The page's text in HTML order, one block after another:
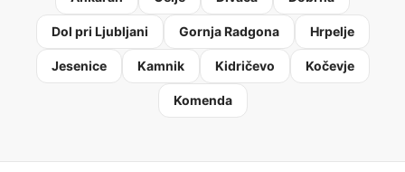
Dol pri Ljubljani Gornja Radgona Hrpelje
Jesenice Kamnik Kidričevo Kočevje
Komenda